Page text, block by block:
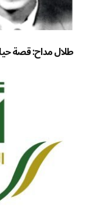
طلال مداح: قصة